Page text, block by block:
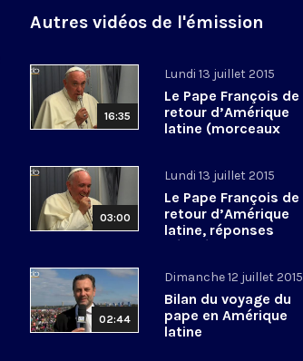
Autres vidéos de l'émission
16:35
Lundi 13 juillet 2015
Le Pape François de
retour d’Amérique
latine (morceaux
03:00
Lundi 13 juillet 2015
Le Pape François de
retour d’Amérique
latine, réponses
décalées
02:44
Dimanche 12 juillet 2015
Bilan du voyage du
pape en Amérique
latine